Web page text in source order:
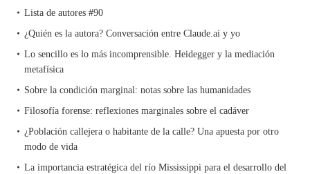
Lista de autores #90
¿Quién es la autora? Conversación entre Claude.ai y yo
Lo sencillo es lo más incomprensible. Heidegger y la mediación
metafísica
Sobre la condición marginal: notas sobre las humanidades
Filosofía forense: reflexiones marginales sobre el cadáver
¿Población callejera o habitante de la calle? Una apuesta por otro
modo de vida
La importancia estratégica del río Mississippi para el desarrollo del